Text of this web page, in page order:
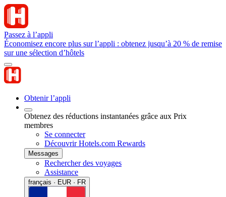
Passez à l’appli
Économisez encore plus sur l’appli : obtenez jusqu’à 20 % de remise
sur une sélection d’hôtels
Obtenir l’appli
Obtenez des réductions instantanées grâce aux Prix
membres
Se connecter
Découvrir Hotels.com Rewards
Messages
Rechercher des voyages
Assistance
français · EUR · FR